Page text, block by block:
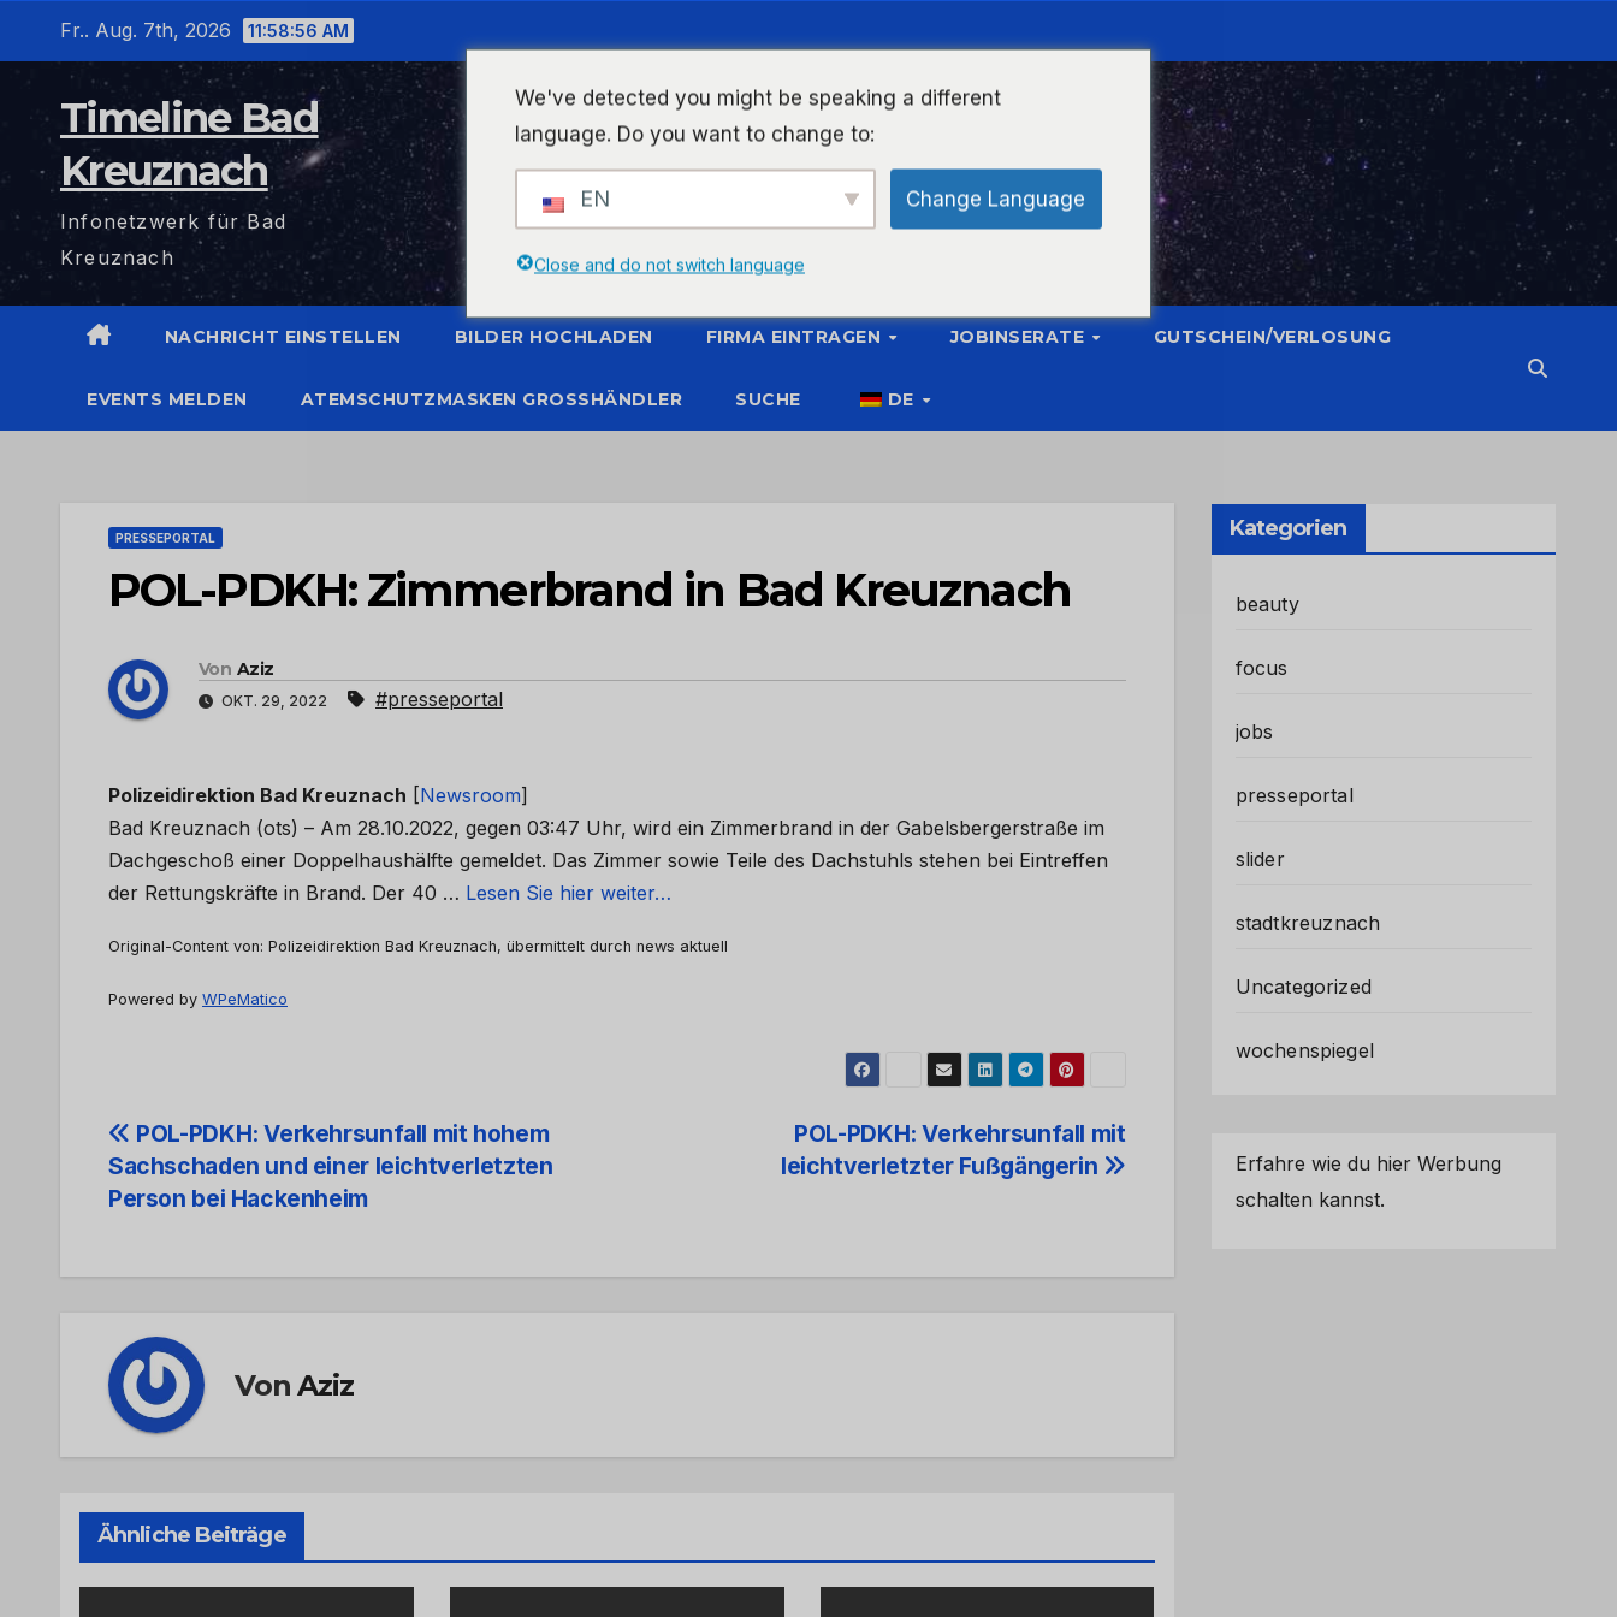
Fr.. Aug. 7th, 2026 11:58:57 AM
Timeline Bad
Kreuznach
Infonetzwerk für Bad
Kreuznach
NACHRICHT EINSTELLEN BILDER HOCHLADEN FIRMA EINTRAGEN JOBINSERATE GUTSCHEIN/VERLOSUNG
EVENTS MELDEN ATEMSCHUTZMASKEN GROSSHÄNDLER SUCHE DE
PRESSEPORTAL
POL-PDKH: Zimmerbrand in Bad Kreuznach
Von Aziz
OKT. 29, 2022 #presseportal
Polizeidirektion Bad Kreuznach [Newsroom]
Bad Kreuznach (ots) – Am 28.10.2022, gegen 03:47 Uhr, wird ein Zimmerbrand in der Gabelsbergerstraße im
Dachgeschoß einer Doppelhaushälfte gemeldet. Das Zimmer sowie Teile des Dachstuhls stehen bei Eintreffen
der Rettungskräfte in Brand. Der 40 … Lesen Sie hier weiter…
Original-Content von: Polizeidirektion Bad Kreuznach, übermittelt durch news aktuell
Powered by WPeMatico
Beitrags-
Navigation
POL-PDKH: Verkehrsunfall mit
leichtverletzter Fußgängerin
POL-PDKH: Verkehrsunfall mit hohem
Sachschaden und einer leichtverletzten
Person bei Hackenheim
VonAziz
Ähnliche Beiträge
Kategorien
beauty
focus
jobs
presseportal
slider
stadtkreuznach
Uncategorized
wochenspiegel
Erfahre wie du hier Werbung
schalten kannst.
We've detected you might be speaking a different
language. Do you want to change to:
EN Change Language
Close and do not switch language